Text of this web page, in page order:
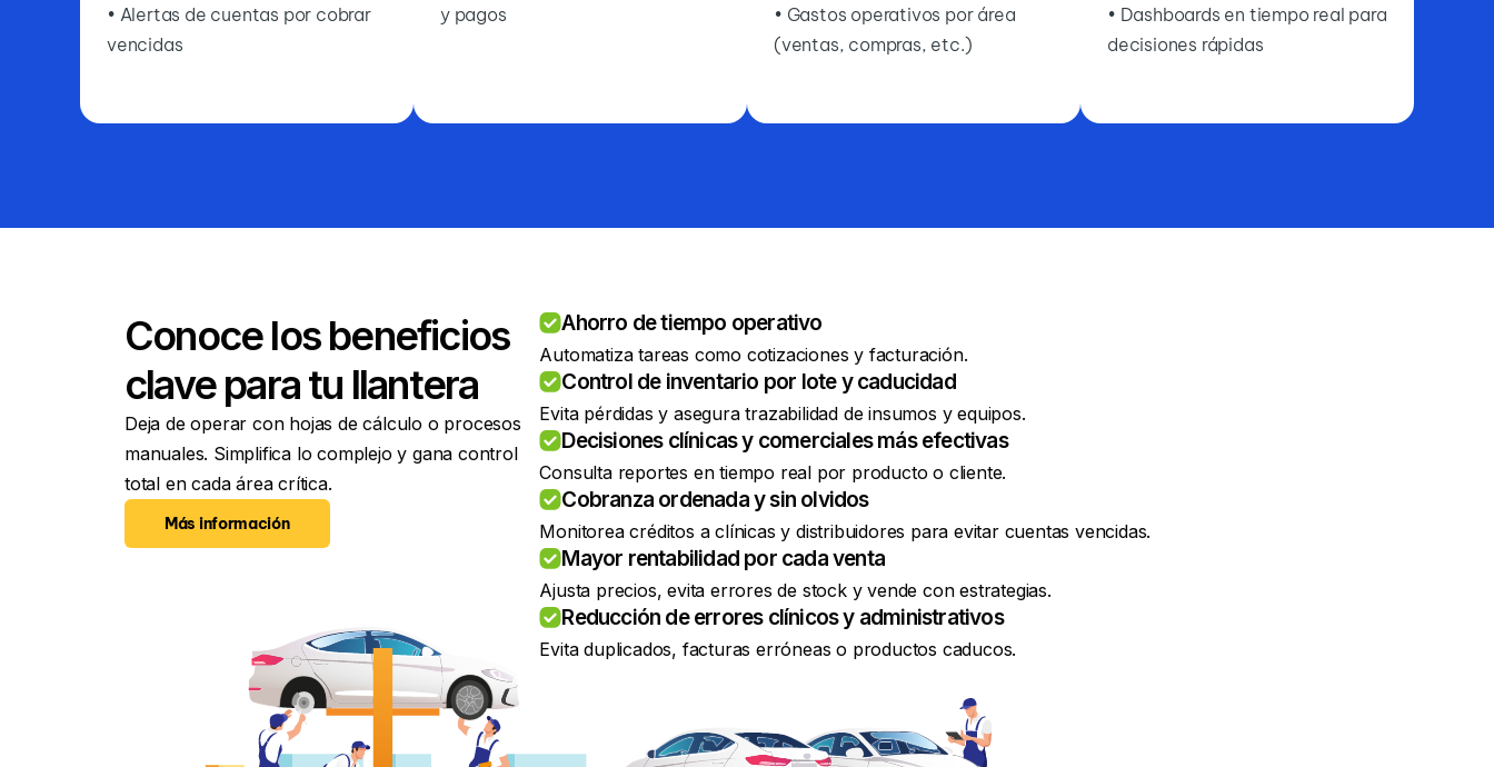
• Alertas de cuentas por cobrar
vencidas
y pagos
• Gastos operativos por área
(ventas, compras, etc.)
• Dashboards en tiempo real para
decisiones rápidas
Conoce los beneficios
clave para tu llantera
Deja de operar con hojas de cálculo o procesos
manuales. Simplifica lo complejo y gana control
total en cada área crítica.
Más información
Ahorro de tiempo operativo
Automatiza tareas como cotizaciones y facturación.
Control de inventario por lote y caducidad
Evita pérdidas y asegura trazabilidad de insumos y equipos.
Decisiones clínicas y comerciales más efectivas
Consulta reportes en tiempo real por producto o cliente.
Cobranza ordenada y sin olvidos
Monitorea créditos a clínicas y distribuidores para evitar cuentas vencidas.
Mayor rentabilidad por cada venta
Ajusta precios, evita errores de stock y vende con estrategias.
Reducción de errores clínicos y administrativos
Evita duplicados, facturas erróneas o productos caducos.